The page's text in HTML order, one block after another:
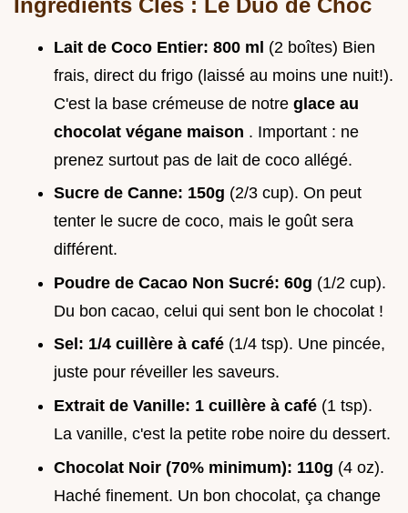
Lait de Coco Entier: 800 ml (2 boîtes) Bien
frais, direct du frigo (laissé au moins une nuit!).
C'est la base crémeuse de notre glace au
chocolat végane maison . Important : ne
prenez surtout pas de lait de coco allégé.
Sucre de Canne: 150g (2/3 cup). On peut
tenter le sucre de coco, mais le goût sera
différent.
Poudre de Cacao Non Sucré: 60g (1/2 cup).
Du bon cacao, celui qui sent bon le chocolat !
Sel: 1/4 cuillère à café (1/4 tsp). Une pincée,
juste pour réveiller les saveurs.
Extrait de Vanille: 1 cuillère à café (1 tsp).
La vanille, c'est la petite robe noire du dessert.
Chocolat Noir (70% minimum): 110g (4 oz).
Haché finement. Un bon chocolat, ça change